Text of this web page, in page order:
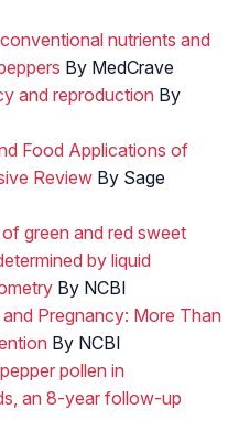
nutrients and
By MedCrave
and reproduction By
Food Applications of
Review By Sage
green and red sweet
by liquid
By NCBI
Pregnancy: More Than
By NCBI
pollen in
an 8-year follow-up